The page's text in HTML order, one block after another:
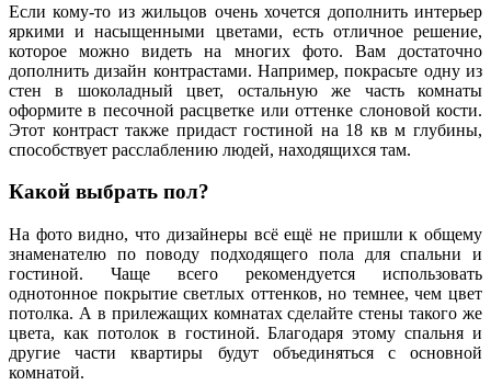
Если кому-то из жильцов очень хочется дополнить интерьер
яркими и насыщенными цветами, есть отличное решение,
которое можно видеть на многих фото. Вам достаточно
дополнить дизайн контрастами. Например, покрасьте одну из
стен в шоколадный цвет, остальную же часть комнаты
оформите в песочной расцветке или оттенке слоновой кости.
Этот контраст также придаст гостиной на 18 кв м глубины,
способствует расслаблению людей, находящихся там.
Какой выбрать пол?
На фото видно, что дизайнеры всё ещё не пришли к общему
знаменателю по поводу подходящего пола для спальни и
гостиной. Чаще всего рекомендуется использовать
однотонное покрытие светлых оттенков, но темнее, чем цвет
потолка. А в прилежащих комнатах сделайте стены такого же
цвета, как потолок в гостиной. Благодаря этому спальня и
другие части квартиры будут объединяться с основной
комнатой.